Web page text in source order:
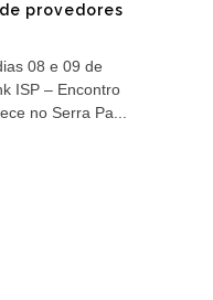
provedores
08 e 09 de
ISP – Encontro
no Serra Pa...